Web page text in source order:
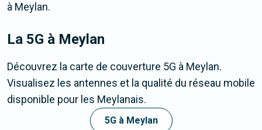
à Meylan.
La 5G à Meylan
Découvrez la carte de couverture 5G à Meylan.
Visualisez les antennes et la qualité du réseau mobile
disponible pour les Meylanais.
5G à Meylan